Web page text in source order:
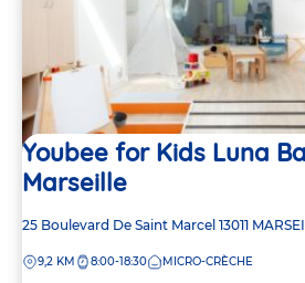
Youbee for Kids Luna
Marseille
Adresse
la
25 Boulevard De Saint Marcel 13011
DISTANCE
9,2 KM 8:00-18:30 MICRO-CRÈCHE